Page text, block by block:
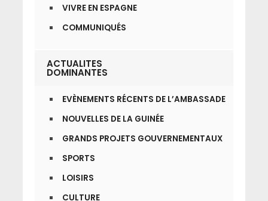
VIVRE EN ESPAGNE
COMMUNIQUÉS
ACTUALITES
DOMINANTES
EVÈNEMENTS RÉCENTS DE L’AMBASSADE
NOUVELLES DE LA GUINÉE
GRANDS PROJETS GOUVERNEMENTAUX
SPORTS
LOISIRS
CULTURE